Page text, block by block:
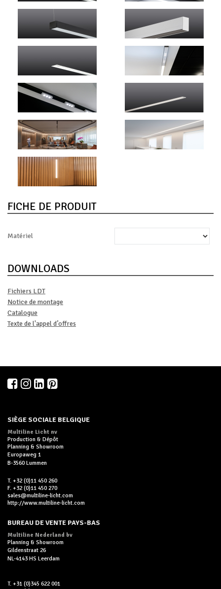
FICHE DE PRODUIT
Matériel
DOWNLOADS
Fichiers LDT
Notice de montage
Catalogue
Texte de l'appel d’offres
SIÈGE SOCIALE BELGIQUE
Multiline Licht nv
Production & Dépôt
Planning & Showroom
Europaweg 1
B-3560 Lummen
T. +32 (0)11 450 260
F. +32 (0)11 450 270
sales@multiline-licht.com
http://www.multiline-licht.com
BUREAU DE VENTE PAYS-BAS
Multiline Nederland bv
Planning & Showroom
Gildenstraat 26
NL-4143 HS Leerdam
T. +31 (0)345 622 001